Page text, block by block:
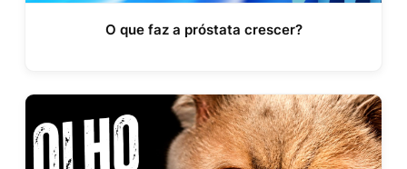
O que faz a próstata crescer?